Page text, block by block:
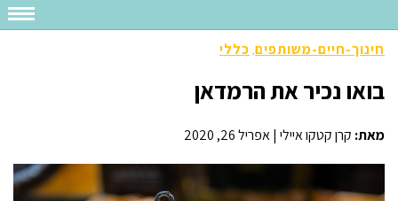
חינוך-חיים-משותפים, כללי
בואו נכיר את הרמדאן
מאת: קרן קטקו איילי |אפריל 26, 2020